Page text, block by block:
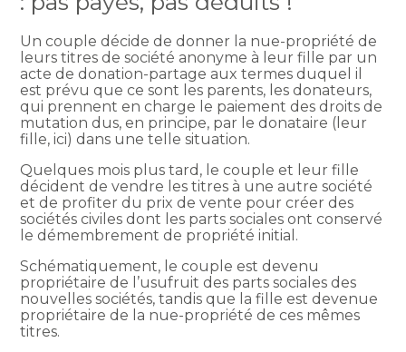
Un couple décide de donner la nue-propriété de
leurs titres de société anonyme à leur fille par un
acte de donation-partage aux termes duquel il
est prévu que ce sont les parents, les donateurs,
qui prennent en charge le paiement des droits de
mutation dus, en principe, par le donataire (leur
fille, ici) dans une telle situation.
Quelques mois plus tard, le couple et leur fille
décident de vendre les titres à une autre société
et de profiter du prix de vente pour créer des
sociétés civiles dont les parts sociales ont conservé
le démembrement de propriété initial.
Schématiquement, le couple est devenu
propriétaire de l’usufruit des parts sociales des
nouvelles sociétés, tandis que la fille est devenue
propriétaire de la nue-propriété de ces mêmes
titres.